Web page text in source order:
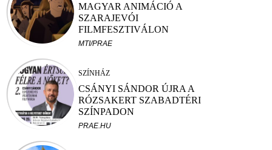
MAGYAR ANIMÁCIÓ A
SZARAJEVÓI
FILMFESZTIVÁLON
MTI/PRAE
SZÍNHÁZ
CSÁNYI SÁNDOR ÚJRA A
RÓZSAKERT SZABADTÉRI
SZÍNPADON
PRAE.HU